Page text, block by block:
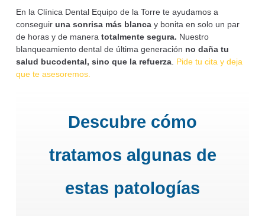
En la Clínica Dental Equipo de la Torre te ayudamos a
conseguiruna sonrisa más blanca y bonita en solo un par
de horas y de maneratotalmente segura. Nuestro
blanqueamiento dental de última generación no daña tu
salud bucodental, sino que la refuerza Pide tu cita y deja
que te asesoremos.
Descubre cómo
tratamos algunas de
estas patologías